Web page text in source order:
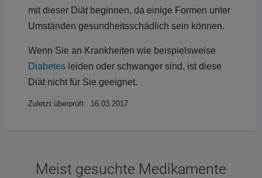
mit dieser Diät beginnen, da einige Formen unter
Umständen gesundheitsschädlich sein können.
Wenn Sie an Krankheiten wie beispielsweise
Diabetes leiden oder schwanger sind, ist diese
Diät nicht für Sie geeignet.
Zuletzt überprüft: 16.03.2017
Meist gesuchte Medikamente